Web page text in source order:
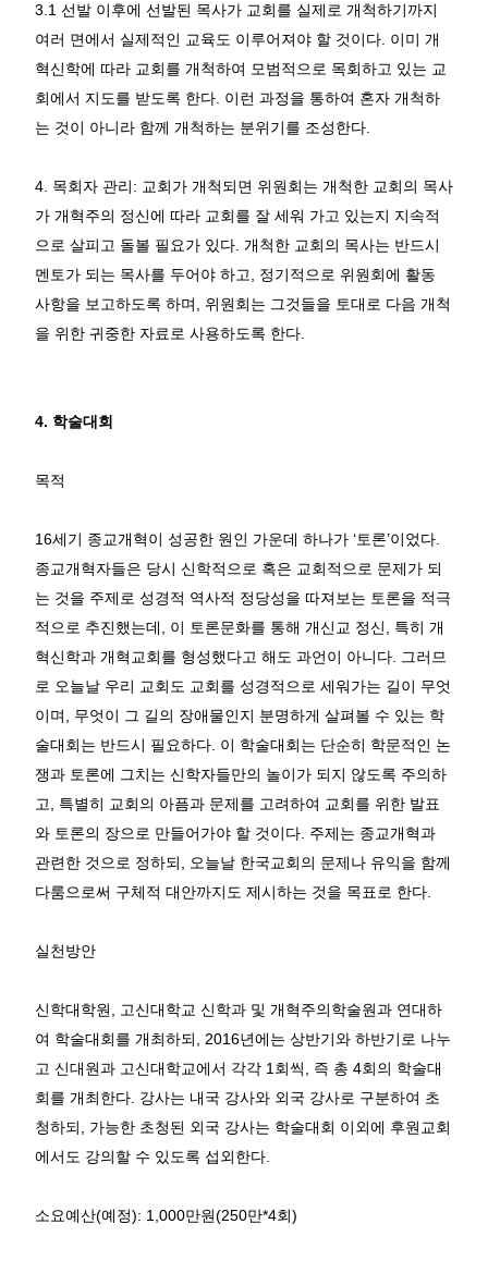
3.1 선발 이후에 선발된 목사가 교회를 실제로 개척하기까지
여러 면에서 실제적인 교육도 이루어져야 할 것이다 이미 개
혁신학에 따라 교회를 개척하여 모범적으로 목회하고 있는 교
회에서 지도를 받도록 한다 이런 과정을 통하여 혼자 개척하
는 것이 아니라 함께 개척하는 분위기를 조성한다
4. 목회자 관리: 교회가 개척되면 위원회는 개척한 교회의 목사
가 개혁주의 정신에 따라 교회를 잘 세워 가고 있는지 지속적
으로 살피고 돌볼 필요가 있다 개척한 교회의 목사는 반드시
멘토가 되는 목사를 두어야 하고
정기적으로 위원회에 활동
사항을 보고하도록 하며
위원회는 그것들을 토대로 다음 개척
을 위한 귀중한 자료로 사용하도록 한다
4. 학술대회
목적
16세기 종교개혁이 성공한 원인 가운데 하나가 ‘토론’이었다
종교개혁자들은 당시 신학적으로 혹은 교회적으로 문제가 되
는 것을 주제로 성경적 역사적 정당성을 따져보는 토론을 적극
적으로 추진했는데
이 토론문화를 통해 개신교 정신
특히 개
혁신학과 개혁교회를 형성했다고 해도 과언이 아니다
그러므
로 오늘날 우리 교회도 교회를 성경적으로 세워가는 길이 무엇
이며
무엇이 그 길의 장애물인지 분명하게 살펴볼 수 있는 학
술대회는 반드시 필요하다 이 학술대회는 단순히 학문적인 논
쟁과 토론에 그치는 신학자들만의 놀이가 되지 않도록 주의하
고
특별히 교회의 아픔과 문제를 고려하여 교회를 위한 발표
와 토론의 장으로 만들어가야 할 것이다 주제는 종교개혁과
관련한 것으로 정하되
오늘날 한국교회의 문제나 유익을 함께
다룸으로써 구체적 대안까지도 제시하는 것을 목표로 한다
실천방안
신학대학원
고신대학교 신학과 및 개혁주의학술원과 연대하
여 학술대회를 개최하되
, 2016년에는 상반기와 하반기로 나누
고 신대원과 고신대학교에서 각각 1 회씩 즉 총 4회의 학술대
회를 개최한다 강사는 내국 강사와 외국 강사로 구분하여 초
청하되
가능한 초청된 외국 강사는 학술대회 이외에 후원교회
에서도 강의할 수 있도록 섭외한다
소요예산(예정): 1,000만원(250만*4회)